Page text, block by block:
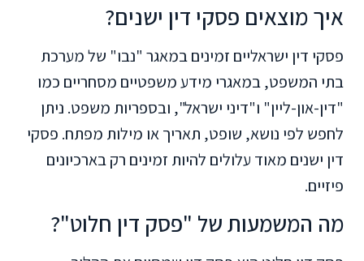
איך מוצאים פסקי דין ישנים?
פסקי דין ישראליים זמינים במאגר "נבו" של מערכת
בתי המשפט, במאגרי מידע משפטיים מסחריים כמו
"דין-און-ליין" ו"דיני ישראל", ובספריות משפט. ניתן
לחפש לפי נושא, שופט, תאריך או מילות מפתח. פסקי
דין ישנים מאוד עלולים להיות זמינים רק בארכיונים
פיזיים.
מה המשמעות של "פסק דין חלוט"?